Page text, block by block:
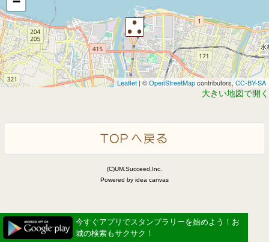
Leaflet | ©OpenStreetMapcontributors,CC-BY-SA
大きい地図で開く
(C)UM.Succeed,Inc.
Powered by idea canvas
今すぐアプリでスタンプラリーを始めよう！お
城の検索もサクサク！